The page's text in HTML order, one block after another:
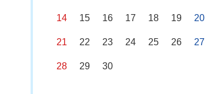
14 15 16 17 18 19 20
21 22 23 24 25 26 27
28 29 30